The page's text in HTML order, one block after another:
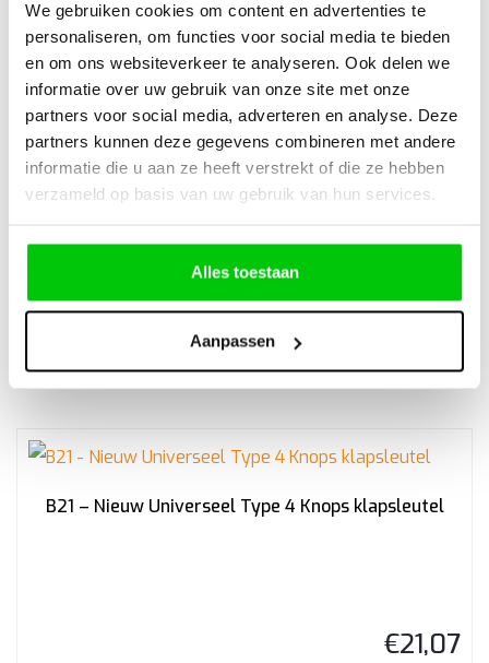
We gebruiken cookies om content en advertenties te
personaliseren, om functies voor social media te bieden
en om ons websiteverkeer te analyseren. Ook delen we
informatie over uw gebruik van onze site met onze
partners voor social media, adverteren en analyse. Deze
partners kunnen deze gegevens combineren met andere
informatie die u aan ze heeft verstrekt of die ze hebben
verzameld op basis van uw gebruik van hun services.
Alles toestaan
Aanpassen
WELLLICHT OOK INTERRESANT
Alfa Romeo 147 3 Knops klapsleutel behuizing
€17,90
B21 – Nieuw Universeel Type 4 Knops klapsleutel
€21,07